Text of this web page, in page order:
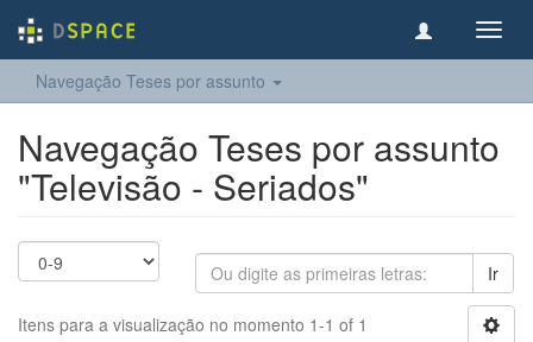
Navegação Teses por assunto
Navegação Teses por assunto
"Televisão - Seriados"
Ir
Itens para a visualização no momento 1-1 of 1